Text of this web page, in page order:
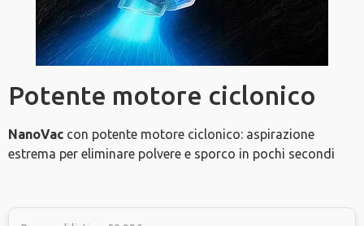
Potente motore ciclonico
NanoVac con potente motore ciclonico: aspirazione
estrema per eliminare polvere e sporco in pochi secondi